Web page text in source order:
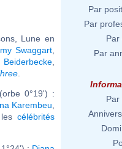
Lune en
Swaggart
Beiderbecke
0°19') :
Karembeu
lescélébrités
Par
Par
Par
Par
Par